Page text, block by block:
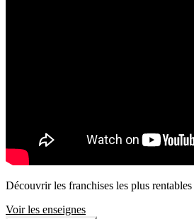
Découvrir les franchises les plus rentables
Voir les enseignes